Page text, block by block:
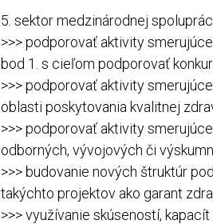
5. sektor medzinárodnej
>>> podporovať aktivity
bod 1. s cieľom podporovať
>>> podporovať aktivity
oblasti poskytovania kvalitnej
>>> podporovať aktivity
odborných, vývojových či
>>> budovanie nových štruktúr
takýchto projektov ako garant
>>> využívanie skúseností,